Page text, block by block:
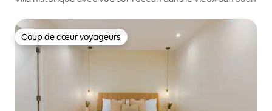
Coup de cœur voyageurs
Coup de cœur voyageurs